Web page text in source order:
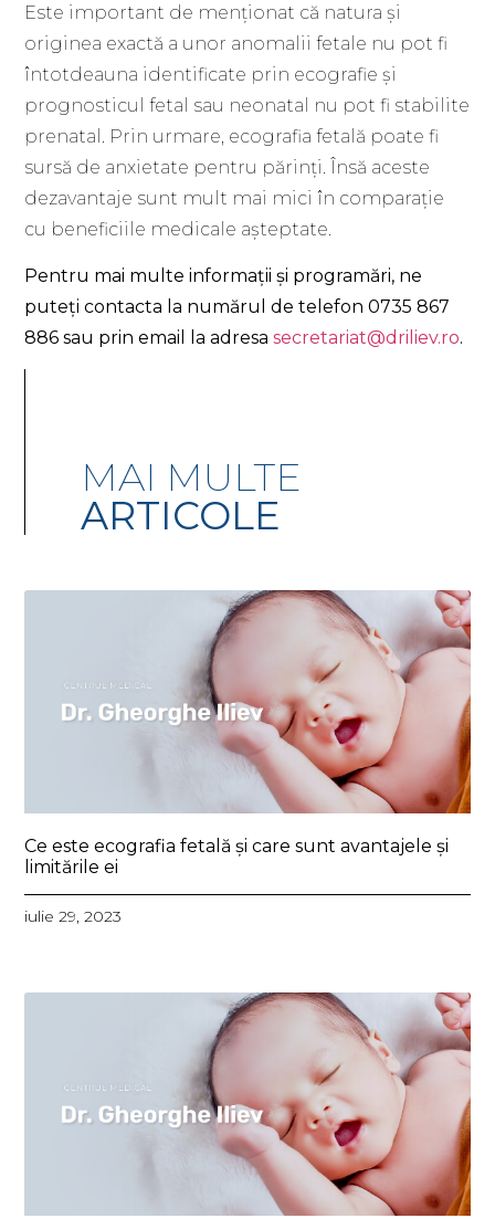
Este important de menționat că natura și
originea exactă a unor anomalii fetale nu pot fi
întotdeauna identificate prin ecografie și
prognosticul fetal sau neonatal nu pot fi stabilite
prenatal. Prin urmare, ecografia fetală poate fi
sursă de anxietate pentru părinți. Însă aceste
dezavantaje sunt mult mai mici în comparație
cu beneficiile medicale așteptate.
Pentru mai multe informații și programări, ne
puteți contacta la numărul de telefon 0735 867
886 sau prin email la adresasecretariat@driliev.ro.
MAI MULTE
ARTICOLE
Ce este ecografia fetală și care sunt avantajele și
limitările ei
iulie 29, 2023